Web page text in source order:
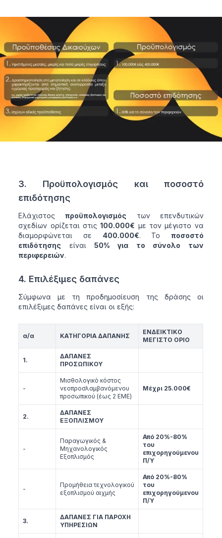
3. Προϋπολογισμός και ποσοστό
επιδότησης
Ελάχιστοςπροϋπολογισμός των επενδυτικών
σχεδίων ορίζεται στις100.000€ με τον μέγιστο να
διαμορφώνεται σε 400.000€. Το ποσοστό
επιδότησης είναι50% για το σύνολο των
περιφερειών.
4. Επιλέξιμες δαπάνες
Σύμφωνα με τη προδημοσίευση της δράσης οι
επιλέξιμες δαπάνες είναι οι εξής:
α/α ΚΑΤΗΓΟΡΙΑ ΔΑΠΑΝΗΣ
ΕΝΔΕΙΚΤΙΚΟ
ΜΕΓΙΣΤΟ ΟΡΙΟ
1.
ΔΑΠΑΝΕΣ
ΠΡΟΣΩΠΙΚΟΥ
-
Μισθολογικό κόστος
νεοπροσλαμβανόμενου
προσωπικού (έως 2 ΕΜΕ)
Μέχρι 25.000€
2.
ΔΑΠΑΝΕΣ
ΕΞΟΠΛΙΣΜΟΥ
-
Παραγωγικός &
Μηχανολογικός
Εξοπλισμός
Από 20%-80%
του
επιχορηγούμενου
Π/Υ
-
Προμήθεια τεχνολογικού
εξοπλισμού αιχμής
Από 20%-80%
του
επιχορηγούμενου
Π/Υ
3.
ΔΑΠΑΝΕΣ ΓΙΑ ΠΑΡΟΧΗ
ΥΠΗΡΕΣΙΩΝ